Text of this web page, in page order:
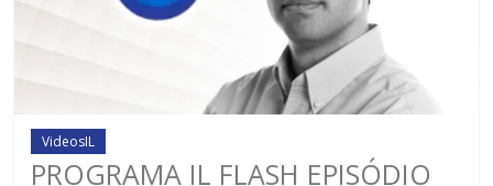
VideosIL
PROGRAMA IL FLASH EPISÓDIO